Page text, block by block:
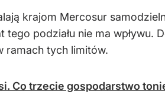
krajom Mercosur
tego podziału nie ma
ramach tych limitów.
Co trzecie gospodarstwo